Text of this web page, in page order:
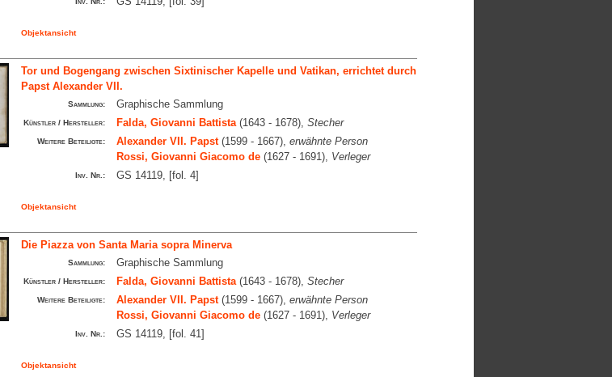
Objektansicht
Tor und Bogengang zwischen Sixtinischer Kapelle und Vatikan, errichtet durch
Papst Alexander VII.
Sammlung: Graphische Sammlung
Künstler / Hersteller: Falda, Giovanni Battista(1643 - 1678), Stecher
Weitere Beteiligte: Alexander VII. Papst(1599 - 1667), erwähnte Person
Rossi, Giovanni Giacomo de(1627 - 1691), Verleger
Inv. Nr.: GS 14119, [fol. 4]
Objektansicht
Die Piazza von Santa Maria sopra Minerva
Sammlung: Graphische Sammlung
Künstler / Hersteller: Falda, Giovanni Battista(1643 - 1678), Stecher
Weitere Beteiligte: Alexander VII. Papst(1599 - 1667), erwähnte Person
Rossi, Giovanni Giacomo de(1627 - 1691), Verleger
Inv. Nr.: GS 14119, [fol. 41]
Objektansicht